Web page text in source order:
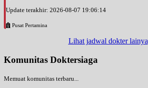
Update terakhir: 2026-08-07 19:06:14
Pusat Pertamina
Lihat jadwal dokter lainya
Komunitas Doktersiaga
Memuat komunitas terbaru...